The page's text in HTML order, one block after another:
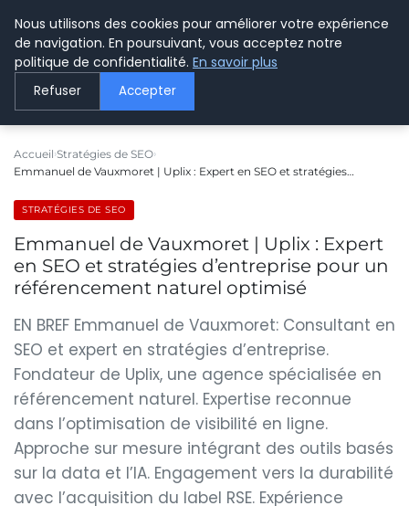
LE WEBMARKETING
Accueil Stratégies de SEO
Emmanuel de Vauxmoret | Uplix : Expert en SEO et stratégies…
STRATÉGIES DE SEO
Emmanuel de Vauxmoret | Uplix : Expert
en SEO et stratégies d’entreprise pour un
référencement naturel optimisé
EN BREF Emmanuel de Vauxmoret: Consultant en
SEO et expert en stratégies d’entreprise.
Fondateur de Uplix, une agence spécialisée en
référencement naturel. Expertise reconnue
dans l’optimisation de visibilité en ligne.
Approche sur mesure intégrant des outils basés
sur la data et l’IA. Engagement vers la durabilité
avec l’acquisition du label RSE. Expérience
Nous utilisons des cookies pour améliorer votre expérience
de navigation. En poursuivant, vous acceptez notre
politique de confidentialité. En savoir plus
Refuser Accepter